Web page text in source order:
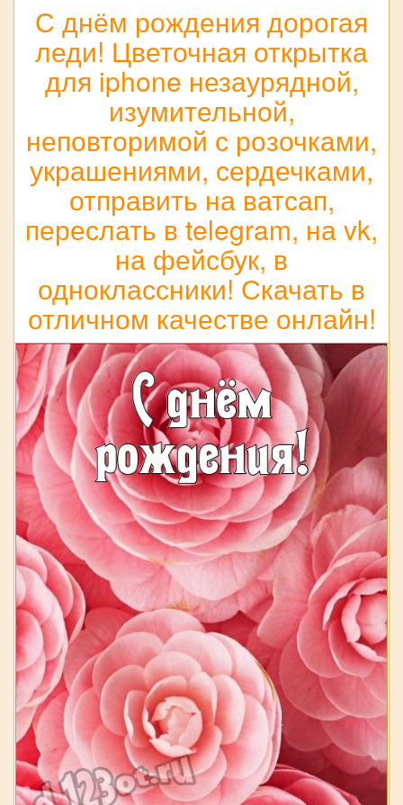
С днём рождения дорогая
леди! Цветочная открытка
для iphone незаурядной,
изумительной,
неповторимой с розочками,
украшениями, сердечками,
отправить на ватсап,
переслать в telegram, на vk,
на фейсбук, в
одноклассники! Скачать в
отличном качестве онлайн!